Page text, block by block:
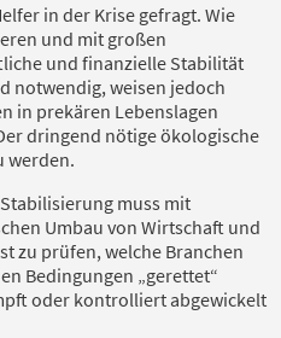
in der Krise gefragt. Wie
und mit großen
und finanzielle Stabilität
notwendig, weisen jedoch
in prekären Lebenslagen
dringend nötige ökologische
werden.
muss mit
Umbau von Wirtschaft und
zu prüfen, welche Branchen
Bedingungen „gerettet“
oder kontrolliert abgewickelt